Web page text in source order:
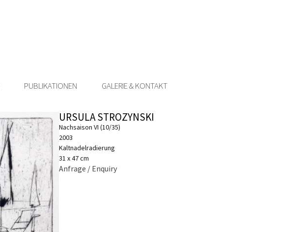
PUBLIKATIONEN GALERIE & KONTAKT
URSULA STROZYNSKI
Nachsaison VI (10/35)
2003
Kaltnadelradierung
31 x 47 cm
Anfrage / Enquiry